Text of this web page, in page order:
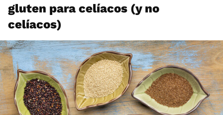
gluten para celíacos (y no
celíacos)